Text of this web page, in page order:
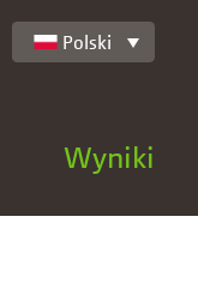
Wyniki
Polski